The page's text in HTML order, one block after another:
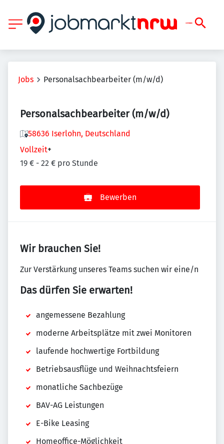
Jobs Personalsachbearbeiter (m/w/d)
Personalsachbearbeiter (m/w/d)
58636 Iserlohn, Deutschland
Vollzeit+
19 € - 22 € pro Stunde
Bewerben
Wir brauchen Sie!
Zur Verstärkung unseres Teams suchen wir eine/n
Das dürfen Sie erwarten!
angemessene Bezahlung
moderne Arbeitsplätze mit zwei Monitoren
laufende hochwertige Fortbildung
Betriebsausflüge und Weihnachtsfeiern
monatliche Sachbezüge
BAV-AG Leistungen
E-Bike Leasing
Homeoffice-Möglichkeit